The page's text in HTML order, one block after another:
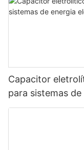
Capacitor
para sistemas